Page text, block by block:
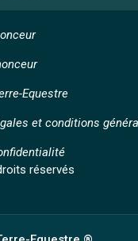
et conditions
réservés
Equestre